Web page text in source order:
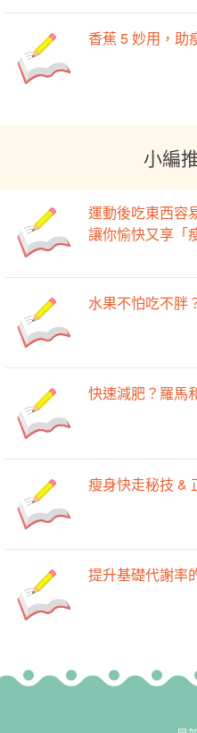
香蕉 5 妙用，助
小編
運動後吃東西容
讓你愉快又享「
水果不怕吃不胖
快速減肥？羅馬
瘦身快走秘技 &
提升基礎代謝率